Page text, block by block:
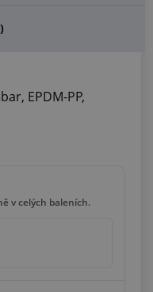
EPDM-PP,
v celých baleních.